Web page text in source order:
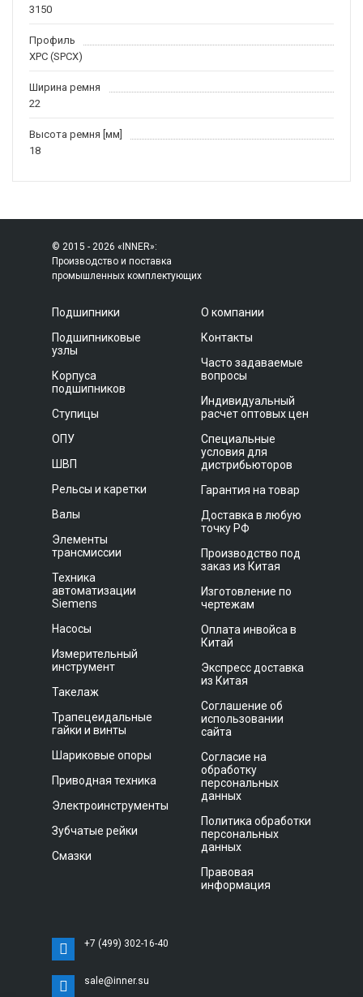
3150
Профиль
XPC (SPCX)
Ширина ремня
22
Высота ремня [мм]
18
© 2015 - 2026 «INNER»:
Производство и поставка
промышленных комплектующих
Подшипники
Подшипниковые
узлы
Корпуса
подшипников
Ступицы
ОПУ
ШВП
Рельсы и каретки
Валы
Элементы
трансмиссии
Техника
автоматизации
Siemens
Насосы
Измерительный
инструмент
Такелаж
Трапецеидальные
гайки и винты
Шариковые опоры
Приводная техника
Электроинструменты
Зубчатые рейки
Смазки
О компании
Контакты
Часто задаваемые
вопросы
Индивидуальный
расчет оптовых цен
Специальные
условия для
дистрибьюторов
Гарантия на товар
Доставка в любую
точку РФ
Производство под
заказ из Китая
Изготовление по
чертежам
Оплата инвойса в
Китай
Экспресс доставка
из Китая
Соглашение об
использовании
сайта
Согласие на
обработку
персональных
данных
Политика обработки
персональных
данных
Правовая
информация
+7 (499) 302-16-40
sale@inner.su